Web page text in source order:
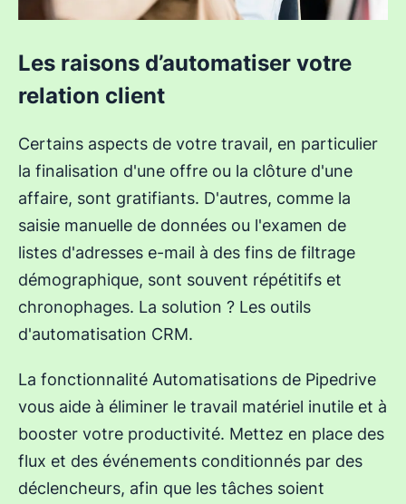
Les raisons d’automatiser votre
relation client
Certains aspects de votre travail, en particulier
la finalisation d'une offre ou la clôture d'une
affaire, sont gratifiants. D'autres, comme la
saisie manuelle de données ou l'examen de
listes d'adresses e-mail à des fins de filtrage
démographique, sont souvent répétitifs et
chronophages. La solution ? Les outils
d'automatisation CRM.
La fonctionnalité Automatisations de Pipedrive
vous aide à éliminer le travail matériel inutile et à
booster votre productivité. Mettez en place des
flux et des événements conditionnés par des
déclencheurs, afin que les tâches soient